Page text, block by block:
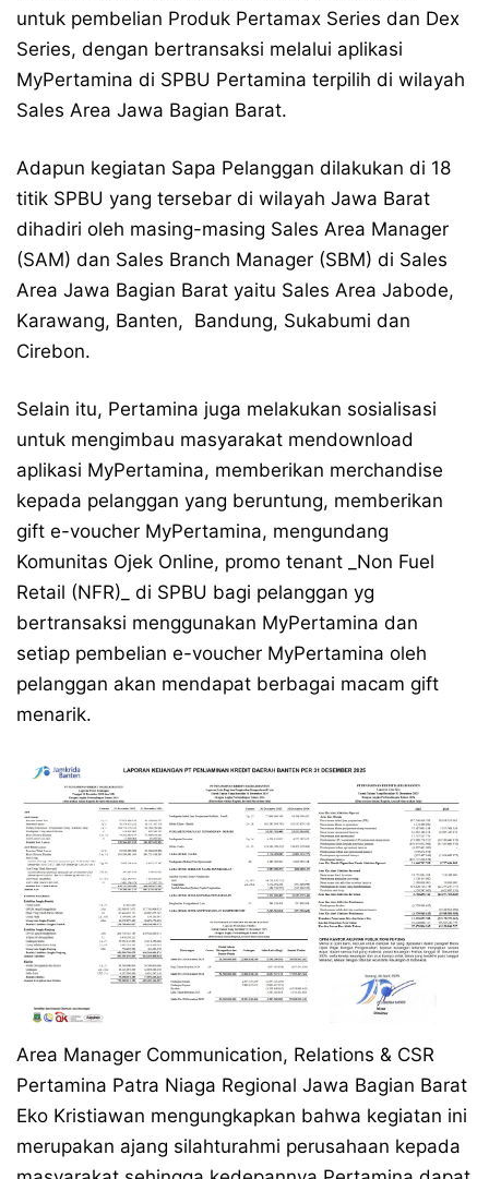
untuk pembelian Produk Pertamax Series dan Dex
Series, dengan bertransaksi melalui aplikasi
MyPertamina di SPBU Pertamina terpilih di wilayah
Sales Area Jawa Bagian Barat.
Adapun kegiatan Sapa Pelanggan dilakukan di 18
titik SPBU yang tersebar di wilayah Jawa Barat
dihadiri oleh masing-masing Sales Area Manager
(SAM) dan Sales Branch Manager (SBM) di Sales
Area Jawa Bagian Barat yaitu Sales Area Jabode,
Karawang, Banten, Bandung, Sukabumi dan
Cirebon.
Selain itu, Pertamina juga melakukan sosialisasi
untuk mengimbau masyarakat mendownload
aplikasi MyPertamina, memberikan merchandise
kepada pelanggan yang beruntung, memberikan
gift e-voucher MyPertamina, mengundang
Komunitas Ojek Online, promo tenant _Non Fuel
Retail (NFR)_ di SPBU bagi pelanggan yg
bertransaksi menggunakan MyPertamina dan
setiap pembelian e-voucher MyPertamina oleh
pelanggan akan mendapat berbagai macam gift
menarik.
Area Manager Communication, Relations & CSR
Pertamina Patra Niaga Regional Jawa Bagian Barat
Eko Kristiawan mengungkapkan bahwa kegiatan ini
merupakan ajang silahturahmi perusahaan kepada